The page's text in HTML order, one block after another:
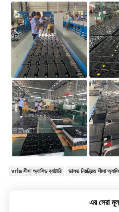
vrla সীসা অ্যাসিড ব্যাটারি ভালভ নিয়ন্ত্রিত সীসা
এর সেরা